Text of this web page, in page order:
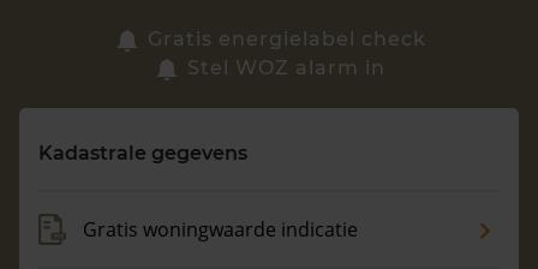
Zoek een woning
Maandag t/m vrijdag - 08:00 -18:00
Gratis energielabel check
Stel WOZ alarm in
Kadastrale gegevens
Gratis woningwaarde indicatie